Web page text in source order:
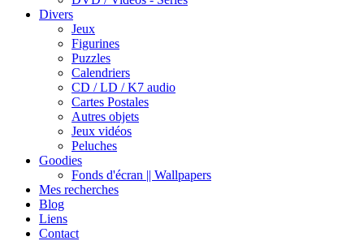
Divers
Jeux
Figurines
Puzzles
Calendriers
CD / LD / K7 audio
Cartes Postales
Autres objets
Jeux vidéos
Peluches
Goodies
Fonds d'écran || Wallpapers
Mes recherches
Blog
Liens
Contact